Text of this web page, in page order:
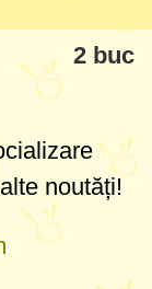
2 buc
noutăți!